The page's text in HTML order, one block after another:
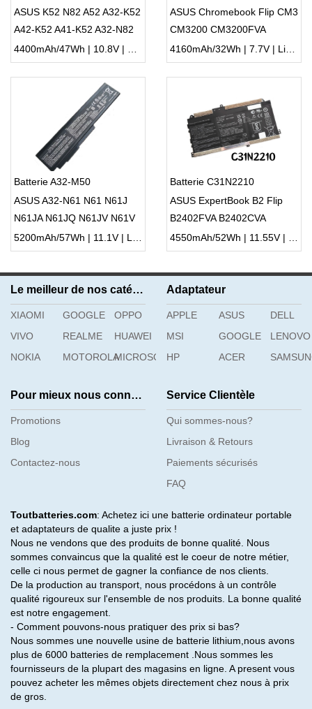
ASUS K52 N82 A52 A32-K52
A42-K52 A41-K52 A32-N82
4400mAh/47Wh | 10.8V | Li-ion ...
ASUS Chromebook Flip CM3
CM3200 CM3200FVA
4160mAh/32Wh | 7.7V | Li-ion ...
Batterie A32-M50
ASUS A32-N61 N61 N61J
N61JA N61JQ N61JV N61V
Notebook
5200mAh/57Wh | 11.1V | Li-ion ...
Batterie C31N2210
ASUS ExpertBook B2 Flip
B2402FVA B2402CVA
4550mAh/52Wh | 11.55V | Li-ion ...
Le meilleur de nos catégories
XIAOMI GOOGLE
OPPO
VIVO
REALME
HUAWEI
NOKIA
MOTOROLAMICROSOFT
Adaptateur
APPLE ASUS
DELL
MSI
GOOGLE
LENOVO
HP
ACER
Pour mieux nous connaître
Promotions
Blog
Contactez-nous
Service Clientèle
Qui sommes-nous?
Livraison & Retours
Paiements sécurisés
FAQ
Toutbatteries.com: Achetez ici une batterie ordinateur portable
et adaptateurs de qualite a juste prix !
Nous ne vendons que des produits de bonne qualité. Nous
sommes convaincus que la qualité est le coeur de notre métier,
celle ci nous permet de gagner la confiance de nos clients.
De la production au transport, nous procédons à un contrôle
qualité rigoureux sur l'ensemble de nos produits. La bonne qualité
est notre engagement.
- Comment pouvons-nous pratiquer des prix si bas?
Nous sommes une nouvelle usine de batterie lithium,nous avons
plus de 6000 batteries de remplacement .Nous sommes les
fournisseurs de la plupart des magasins en ligne. A present vous
pouvez acheter les mêmes objets directement chez nous à prix
de gros.